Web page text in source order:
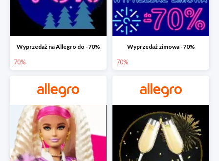
Wyprzedaż na Allegro do -70%
70%
Wyprzedaż zimowa -70%
70%